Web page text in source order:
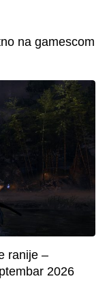
na gamescom
ranije –
2026